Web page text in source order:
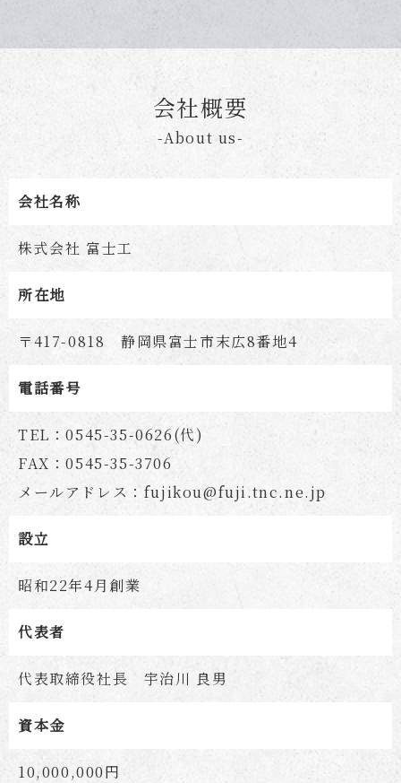
会社概要
-About us-
会社名称
株式会社 富士工
所在地
〒417-0818 静岡県富士市末広8番地4
電話番号
TEL：0545-35-0626(代)
FAX：0545-35-3706
メールアドレス： fujikou@fuji.tnc.ne.jp
設立
昭和22年4月創業
代表者
代表取締役社長 宇治川 良男
資本金
10,000,000円